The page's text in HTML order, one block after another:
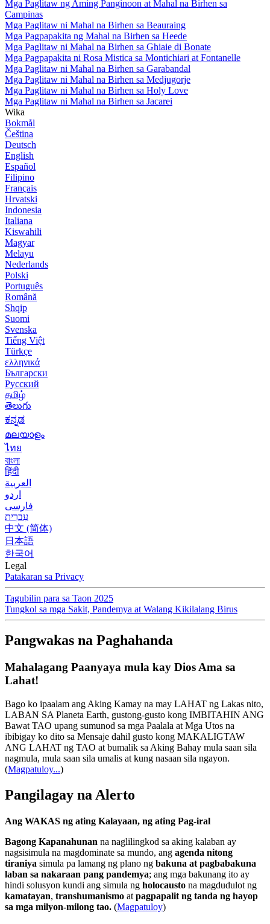
Mga Paglitaw ng Aming Panginoon at Mahal na Birhen sa
Campinas
Mga Paglitaw ni Mahal na Birhen sa Beauraing
Mga Pagpapakita ng Mahal na Birhen sa Heede
Mga Paglitaw ni Mahal na Birhen sa Ghiaie di Bonate
Mga Pagpapakita ni Rosa Mistica sa Montichiari at Fontanelle
Mga Paglitaw ni Mahal na Birhen sa Garabandal
Mga Paglitaw ni Mahal na Birhen sa Medjugorje
Mga Paglitaw ni Mahal na Birhen sa Holy Love
Mga Paglitaw ni Mahal na Birhen sa Jacarei
Wika
Bokmål
Čeština
Deutsch
English
Español
Filipino
Français
Hrvatski
Indonesia
Italiana
Kiswahili
Magyar
Melayu
Nederlands
Polski
Português
Română
Shqip
Suomi
Svenska
Tiếng Việt
Türkçe
ελληνικά
Български
Русский
தமிழ்
తెలుగు
ಕನ್ನಡ
മലയാളം
ไทย
বাংলা
हिंदी
العربية
اردو
فارسی
עִברִית
中文 (简体)
日本語
한국어
Legal
Patakaran sa Privacy
Tagubilin para sa Taon 2025
Tungkol sa mga Sakit, Pandemya at Walang Kikilalang Birus
Pangwakas na Paghahanda
Mahalagang Paanyaya mula kay Dios Ama sa
Lahat!
Bago ko ipaalam ang Aking Kamay na may LAHAT ng Lakas nito,
LABAN SA Planeta Earth, gustong-gusto kong IMBITAHIN ANG
Bawat TAO upang sumunod sa mga Paalala at Mga Utos na
ibibigay ko dito sa Mensaje dahil gusto kong MAKALIGTAW
ANG LAHAT ng TAO at bumalik sa Aking Bahay mula saan sila
nagmula, mula saan sila umalis at kung nasaan sila ngayon.
(Magpatuloy...)
Pangilagay na Alerto
Ang WAKAS ng ating Kalayaan, ng ating Pag-iral
Bagong Kapanahunan na naglilingkod sa aking kalaban ay
nagsisimula na magdominate sa mundo, ang agenda nitong
tiraniya simula pa lamang ng plano ng bakuna at pagbabakuna
laban sa nakaraan pang pandemya; ang mga bakunang ito ay
hindi solusyon kundi ang simula ng holocausto na magdudulot ng
kamatayan, transhumanismo at pagpapalit ng tanda ng hayop
sa mga milyon-milong tao. (Magpatuloy)